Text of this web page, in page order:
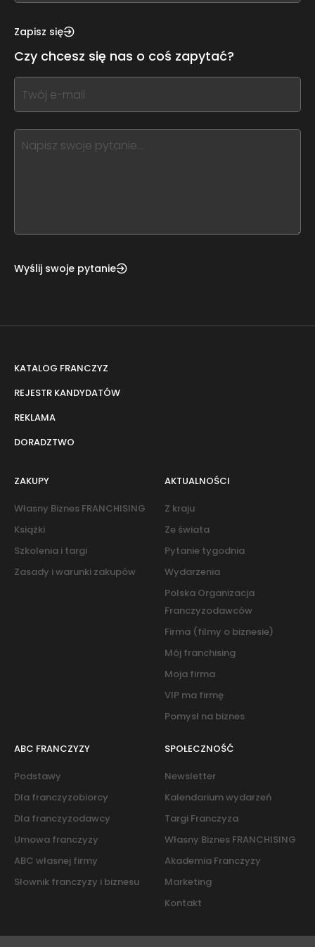
this,
this
form
field
blank
Zapisz się
Czy chcesz się nas o coś zapytać?
If
you
this,
leave
Wyślij swoje pytanie
KATALOG FRANCZYZ
REJESTR KANDYDATÓW
REKLAMA
DORADZTWO
ZAKUPY
Własny Biznes FRANCHISING
Książki
Szkolenia i targi
Zasady i warunki zakupów
AKTUALNOŚCI
Z kraju
Ze świata
Pytanie tygodnia
Wydarzenia
Polska Organizacja
Franczyzodawców
Firma (filmy o biznesie)
Mój franchising
Moja firma
VIP ma firmę
Pomysł na biznes
ABC FRANCZYZY
Podstawy
Dla franczyzobiorcy
Dla franczyzodawcy
Umowa franczyzy
ABC własnej firmy
Słownik franczyzy i biznesu
SPOŁECZNOŚĆ
Newsletter
Kalendarium wydarzeń
Targi Franczyza
Własny Biznes FRANCHISING
Akademia Franczyzy
Marketing
Kontakt